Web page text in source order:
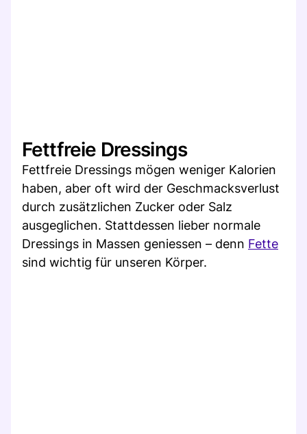
Fettfreie Dressings
Fettfreie Dressings mögen weniger Kalorien
haben, aber oft wird der Geschmacksverlust
durch zusätzlichen Zucker oder Salz
ausgeglichen. Stattdessen lieber normale
Dressings in Massen geniessen – denn Fette
sind wichtig für unseren Körper.